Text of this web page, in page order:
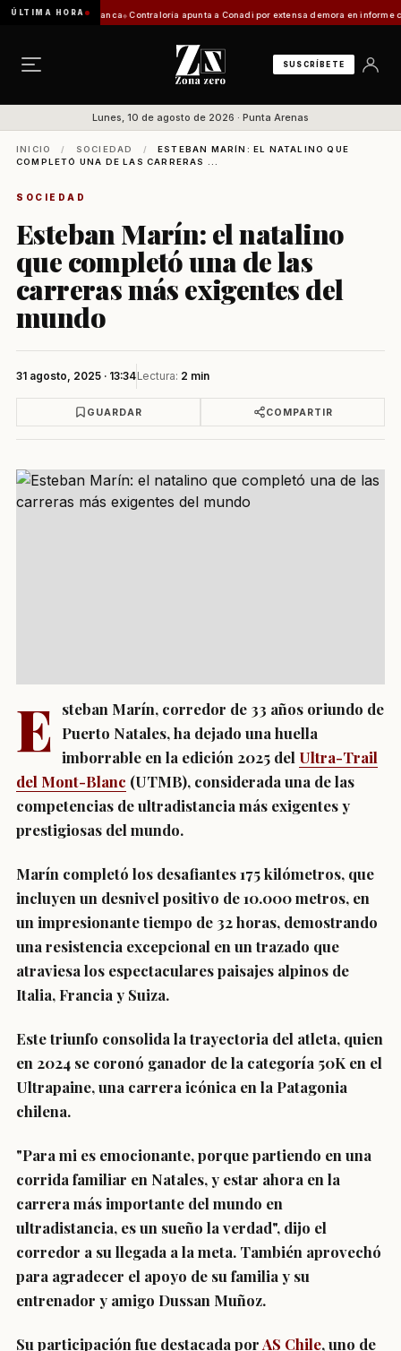
ÚLTIMA HORA
de Zona Franca Contraloría apunta a Conadi por extensa demora en informe
SUSCRÍBETE
Lunes, 10 de agosto de 2026 · Punta Arenas
INICIO / SOCIEDAD /
ESTEBAN MARÍN: EL NATALINO QUE
COMPLETÓ UNA DE LAS CARRERAS ...
SOCIEDAD
Esteban Marín: el natalino
que completó una de las
carreras más exigentes del
mundo
31 agosto, 2025 · 13:34Lectura: 2 min
GUARDAR COMPARTIR
E steban Marín, corredor de 33 años oriundo de
Puerto Natales, ha dejado una huella
imborrable en la edición 2025 del Ultra-Trail
del Mont-Blanc (UTMB), considerada una de las
competencias de ultradistancia más exigentes y
prestigiosas del mundo.
Marín completó los desafiantes 175 kilómetros, que
incluyen un desnivel positivo de 10.000 metros, en
un impresionante tiempo de 32 horas, demostrando
una resistencia excepcional en un trazado que
atraviesa los espectaculares paisajes alpinos de
Italia, Francia y Suiza.
Este triunfo consolida la trayectoria del atleta, quien
en 2024 se coronó ganador de la categoría 50K en el
Ultrapaine, una carrera icónica en la Patagonia
chilena.
"Para mi es emocionante, porque partiendo en una
corrida familiar en Natales, y estar ahora en la
carrera más importante del mundo en
ultradistancia, es un sueño la verdad", dijo el
corredor a su llegada a la meta. También aprovechó
para agradecer el apoyo de su familia y su
entrenador y amigo Dussan Muñoz.
Su participación fue destacada porAS Chile, uno de